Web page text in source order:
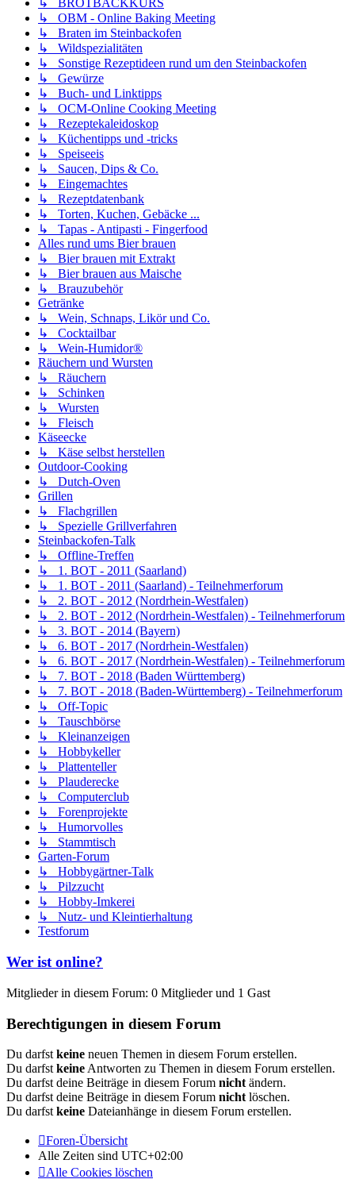
↳ BROTBACKKURS
↳ OBM - Online Baking Meeting
↳ Braten im Steinbackofen
↳ Wildspezialitäten
↳ Sonstige Rezeptideen rund um den Steinbackofen
↳ Gewürze
↳ Buch- und Linktipps
↳ OCM-Online Cooking Meeting
↳ Rezeptekaleidoskop
↳ Küchentipps und -tricks
↳ Speiseeis
↳ Saucen, Dips & Co.
↳ Eingemachtes
↳ Rezeptdatenbank
↳ Torten, Kuchen, Gebäcke ...
↳ Tapas - Antipasti - Fingerfood
Alles rund ums Bier brauen
↳ Bier brauen mit Extrakt
↳ Bier brauen aus Maische
↳ Brauzubehör
Getränke
↳ Wein, Schnaps, Likör und Co.
↳ Cocktailbar
↳ Wein-Humidor®
Räuchern und Wursten
↳ Räuchern
↳ Schinken
↳ Wursten
↳ Fleisch
Käseecke
↳ Käse selbst herstellen
Outdoor-Cooking
↳ Dutch-Oven
Grillen
↳ Flachgrillen
↳ Spezielle Grillverfahren
Steinbackofen-Talk
↳ Offline-Treffen
↳ 1. BOT - 2011 (Saarland)
↳ 1. BOT - 2011 (Saarland) - Teilnehmerforum
↳ 2. BOT - 2012 (Nordrhein-Westfalen)
↳ 2. BOT - 2012 (Nordrhein-Westfalen) - Teilnehmerforum
↳ 3. BOT - 2014 (Bayern)
↳ 6. BOT - 2017 (Nordrhein-Westfalen)
↳ 6. BOT - 2017 (Nordrhein-Westfalen) - Teilnehmerforum
↳ 7. BOT - 2018 (Baden Württemberg)
↳ 7. BOT - 2018 (Baden-Württemberg) - Teilnehmerforum
↳ Off-Topic
↳ Tauschbörse
↳ Kleinanzeigen
↳ Hobbykeller
↳ Plattenteller
↳ Plauderecke
↳ Computerclub
↳ Forenprojekte
↳ Humorvolles
↳ Stammtisch
Garten-Forum
↳ Hobbygärtner-Talk
↳ Pilzzucht
↳ Hobby-Imkerei
↳ Nutz- und Kleintierhaltung
Testforum
Wer ist online?
Mitglieder in diesem Forum: 0 Mitglieder und 1 Gast
Berechtigungen in diesem Forum
Du darfst keine neuen Themen in diesem Forum erstellen.
Du darfst keine Antworten zu Themen in diesem Forum erstellen.
Du darfst deine Beiträge in diesem Forum nicht ändern.
Du darfst deine Beiträge in diesem Forum nicht löschen.
Du darfst keine Dateianhänge in diesem Forum erstellen.
Foren-Übersicht
Alle Zeiten sind UTC+02:00
Alle Cookies löschen